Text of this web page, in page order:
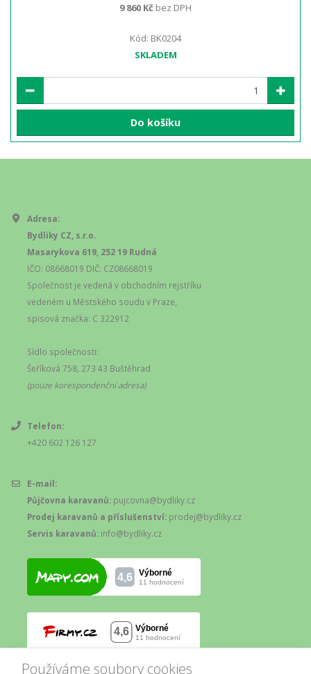
Používáme soubory cookies
9 860 Kč bez DPH
Kód: BK0204
SKLADEM
Do košíku
Adresa:
Bydliky CZ, s.r.o.
Masarykova 619, 252 19 Rudná
IČO: 08668019 DIČ: CZ08668019
Společnost je vedená v obchodním rejstříku
vedeném u Městského soudu v Praze,
spisová značka: C 322912
Sídlo společnosti:
Šeříková 758, 273 43 Buštěhrad
(pouze korespondenční adresa)
Telefon:
+420 602 126 127
E-mail:
Půjčovna karavanů: pujcovna@bydliky.cz
Prodej karavanů a příslušenství: prodej@bydliky.cz
Servis karavanů: info@bydliky.cz